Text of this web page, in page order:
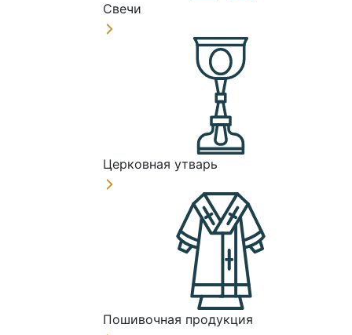
Свечи
Церковная утварь
Пошивочная продукция